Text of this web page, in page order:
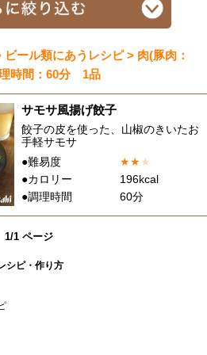
ール類にあうレシピ > 肉(豚肉：
時間：60分 1品
サモサ風揚げ餃子
餃子の皮を使った、山椒のきいたお
手軽サモサ
●難易度
★★★
●カロリー
196kcal
●調理時間
60分
1/1 ページ
シピ・作り方